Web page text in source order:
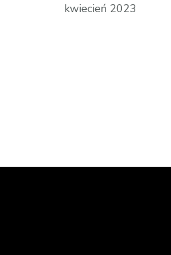
kwiecień 2023